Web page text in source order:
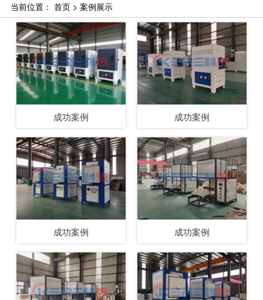
当前位置： 首页> 案例展示
成功案例 成功案例
成功案例 成功案例